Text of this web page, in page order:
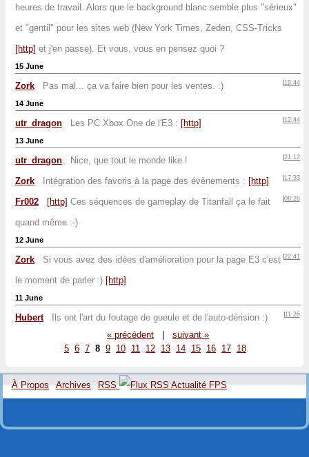
heures de travail. Alors que le background blanc semble plus "sérieux"
et "gentil" pour les sites web (New York Times, Zeden, CSS-Tricks
[http] et j'en passe). Et vous, vous en pensez quoi ?
15 June
19:44
Zork Pas mal... ça va faire bien pour les ventes. :)
14 June
12:44
utr_dragon Les PC Xbox One de l'E3 : [http]
13 June
21:12
utr_dragon Nice, que tout le monde like !
17:33
Zork Intégration des favoris à la page des évènements : [http]
08:28
Fr002 [http] Ces séquences de gameplay de Titanfall ça le fait
quand même :-)
12 June
22:41
Zork
Si vous avez des idées d'amélioration pour la page E3 c'est
le moment de parler :) [http]
11 June
11:26
Hubert
Ils ont l'art du foutage de gueule et de l'auto-dérision :)
« précédent
suivant »
5 6 7 8 9 10 11 12 13 14 15 16 17 18
À Propos Archives RSS